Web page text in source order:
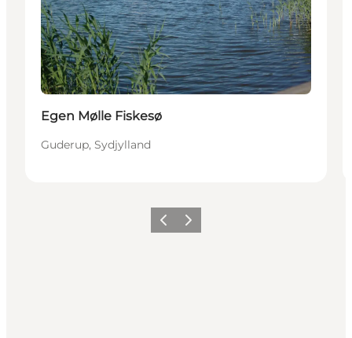
Egen Mølle Fiskesø
Guderup, Sydjylland
ForrigeNeste